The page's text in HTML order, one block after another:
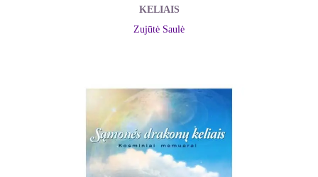
KELIAIS
Zujūtė Saulė